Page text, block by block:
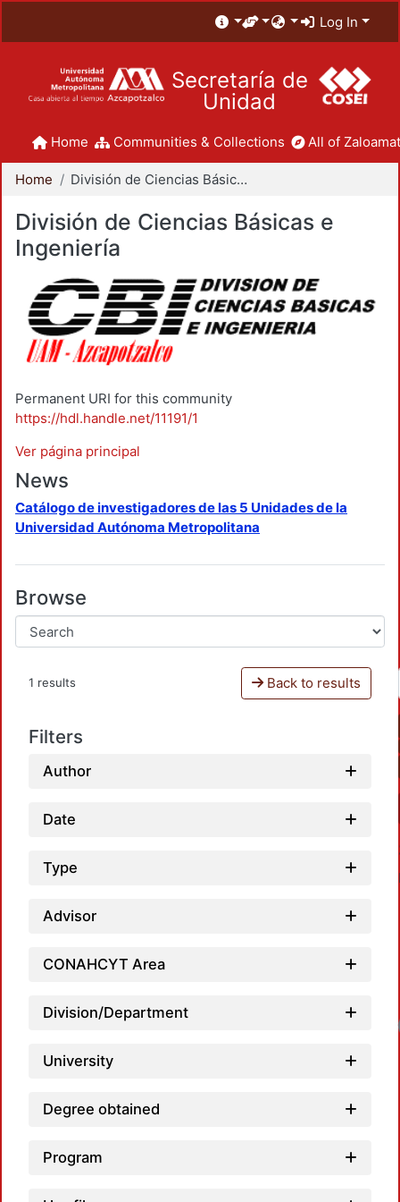
Log In
Secretaría de
Unidad
Home Communities & Collections All of
Home División de Ciencias Básicas e Ingeniería
División de Ciencias Básicas e
Ingeniería
Permanent URI for this community
https://hdl.handle.net/11191/1
Ver página principal
News
Catálogo de investigadores de las 5 Unidades de la
Universidad Autónoma Metropolitana
Browse
1 results Back to results
Filters
Author
Date
Type
Advisor
CONAHCYT Area
Division/Department
University
Degree obtained
Program